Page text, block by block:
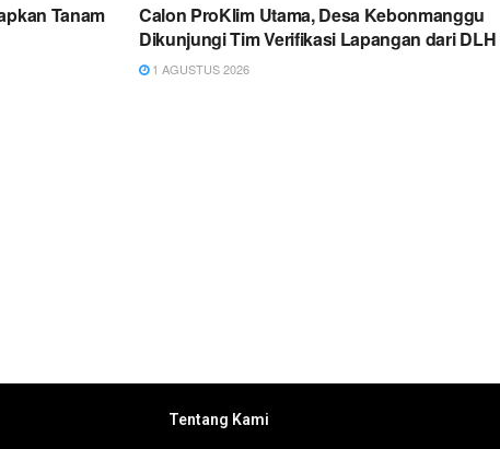
Tanam
Calon ProKlim Utama, Desa Kebonmanggu
Dikunjungi Tim Verifikasi Lapangan dari DLH
1 AGUSTUS 2026
Tentang Kami